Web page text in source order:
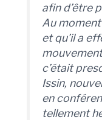
afin d’être
Au moment
et qu’il a
c’était
Issin,
en
tellement